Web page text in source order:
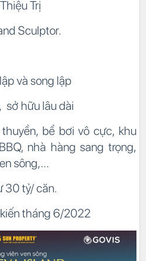
Trị
Sculptor.
và song lập
sở hữu lâu dài
bể bơi vô cực, khu
nhà hàng sang trọng,
sông,…
30 tỷ/ căn.
tháng 6/2022